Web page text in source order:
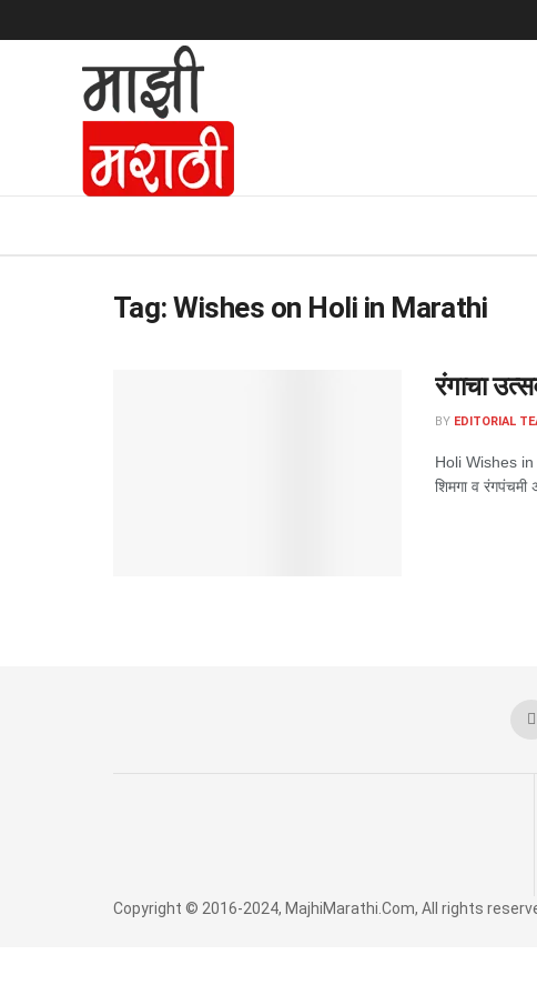
Tag:Wishes on Holi in Marathi
रंगाचा
BY EDITORIAL
Holi Wishes in
शिमगा व रंगपंचमी
Copyright © 2016-2024, MajhiMarathi.Com, All rights